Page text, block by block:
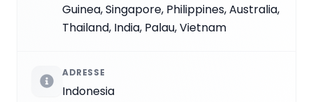
Guinea, Singapore, Philippines, Australia,
Thailand, India, Palau, Vietnam
ADRESSE
Indonesia